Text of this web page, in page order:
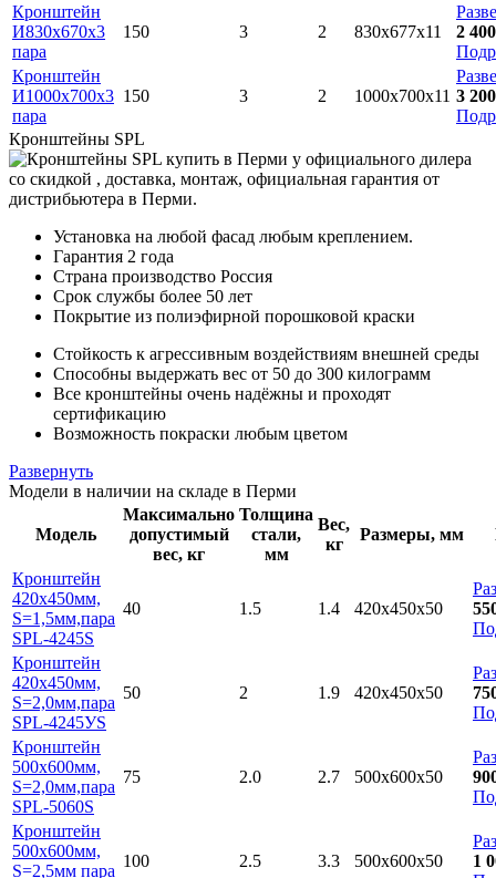
Кронштейн
И830х670х3
пара
150 3 2 830х677х11
2 400
Кронштейн
И1000х700х3
пара
150 3 2 1000х700х11 3 200
Кронштейны SPL
Установка на любой фасад любым креплением.
Гарантия 2 года
Страна производство Россия
Срок службы более 50 лет
Покрытие из полиэфирной порошковой краски
Стойкость к агрессивным воздействиям внешней среды
Способны выдержать вес от 50 до 300 килограмм
Все кронштейны очень надёжны и проходят
сертификацию
Возможность покраски любым цветом
Развернуть
Модели в наличии на складе в Перми
Модель
Максимально
допустимый
вес, кг
Толщина
стали,
мм
Вес,
кг
Размеры, мм
Кронштейн
420x450мм,
S=1,5мм,пара
SPL-4245S
40 1.5 1.4 420x450x50
Кронштейн
420x450мм,
S=2,0мм,пара
SPL-4245УS
50 2 1.9 420x450x50
Кронштейн
500x600мм,
S=2,0мм,пара
SPL-5060S
75 2.0 2.7 500x600x50
Кронштейн
500x600мм,
S=2,5мм пара
100 2.5 3.3 500x600x50
1